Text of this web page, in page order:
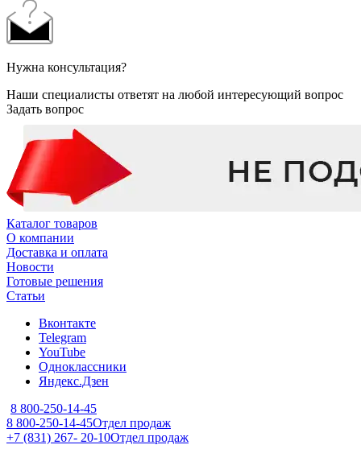
Нужна консультация?
Наши специалисты ответят на любой интересующий вопрос
Задать вопрос
Каталог товаров
О компании
Доставка и оплата
Новости
Готовые решения
Статьи
Вконтакте
Telegram
YouTube
Одноклассники
Яндекс.Дзен
8 800-250-14-45
8 800-250-14-45Отдел продаж
+7 (831) 267- 20-10Отдел продаж